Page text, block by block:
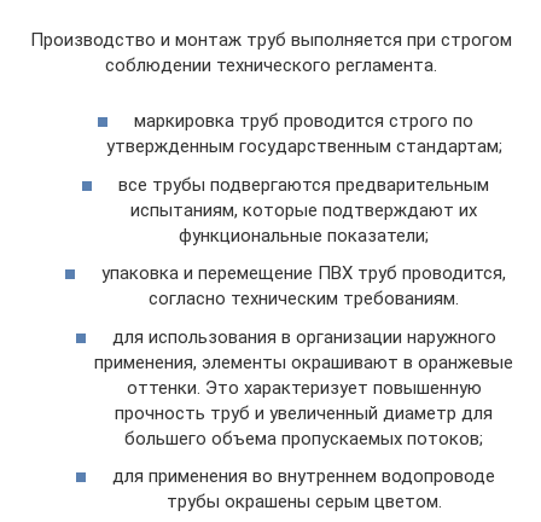
Производство и монтаж труб выполняется при строгом
соблюдении технического регламента.
маркировка труб проводится строго по
утвержденным государственным стандартам;
все трубы подвергаются предварительным
испытаниям, которые подтверждают их
функциональные показатели;
упаковка и перемещение ПВХ труб проводится,
согласно техническим требованиям.
для использования в организации наружного
применения, элементы окрашивают в оранжевые
оттенки. Это характеризует повышенную
прочность труб и увеличенный диаметр для
большего объема пропускаемых потоков;
для применения во внутреннем водопроводе
трубы окрашены серым цветом.